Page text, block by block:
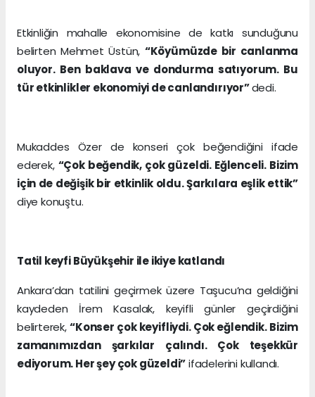
Etkinliğin mahalle ekonomisine de katkı sunduğunu
belirten Mehmet Üstün, “Köyümüzde bir canlanma
oluyor. Ben baklava ve dondurma satıyorum. Bu
tür etkinlikler ekonomiyi de canlandırıyor”dedi.
Mukaddes Özer de konseri çok beğendiğini ifade
ederek, “Çok beğendik, çok güzeldi. Eğlenceli. Bizim
için de değişik bir etkinlik oldu. Şarkılara eşlik ettik”
diye konuştu.
Tatil keyfi Büyükşehir ile ikiye katlandı
Ankara’dan tatilini geçirmek üzere Taşucu’na geldiğini
kaydeden İrem Kasalak, keyifli günler geçirdiğini
belirterek,“Konser çok keyifliydi. Çok eğlendik. Bizim
zamanımızdan şarkılar çalındı. Çok teşekkür
ediyorum. Her şey çok güzeldi”ifadelerini kullandı.